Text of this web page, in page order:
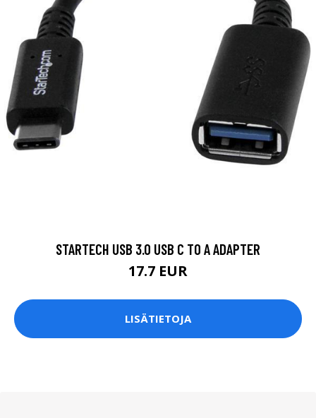
STARTECH USB 3.0 USB C TO A ADAPTER
17.7 EUR
LISÄTIETOJA